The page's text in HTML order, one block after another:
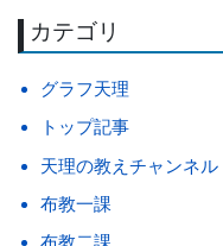
カテゴリ
グラフ天理
トップ記事
天理の教えチャンネル
布教一課
布教二課